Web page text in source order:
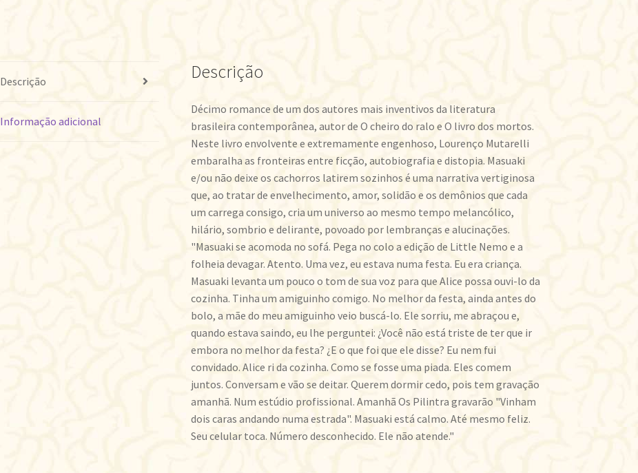
Descrição
Informação adicional
Descrição
Décimo romance de um dos autores mais inventivos da literatura
brasileira contemporânea, autor de O cheiro do ralo e O livro dos mortos.
Neste livro envolvente e extremamente engenhoso, Lourenço Mutarelli
embaralha as fronteiras entre ficção, autobiografia e distopia. Masuaki
e/ou não deixe os cachorros latirem sozinhos é uma narrativa vertiginosa
que, ao tratar de envelhecimento, amor, solidão e os demônios que cada
um carrega consigo, cria um universo ao mesmo tempo melancólico,
hilário, sombrio e delirante, povoado por lembranças e alucinações.
"Masuaki se acomoda no sofá. Pega no colo a edição de Little Nemo e a
folheia devagar. Atento. Uma vez, eu estava numa festa. Eu era criança.
Masuaki levanta um pouco o tom de sua voz para que Alice possa ouvi-lo da
cozinha. Tinha um amiguinho comigo. No melhor da festa, ainda antes do
bolo, a mãe do meu amiguinho veio buscá-lo. Ele sorriu, me abraçou e,
quando estava saindo, eu lhe perguntei: ¿Você não está triste de ter que ir
embora no melhor da festa? ¿E o que foi que ele disse? Eu nem fui
convidado. Alice ri da cozinha. Como se fosse uma piada. Eles comem
juntos. Conversam e vão se deitar. Querem dormir cedo, pois tem gravação
amanhã. Num estúdio profissional. Amanhã Os Pilintra gravarão "Vinham
dois caras andando numa estrada". Masuaki está calmo. Até mesmo feliz.
Seu celular toca. Número desconhecido. Ele não atende."